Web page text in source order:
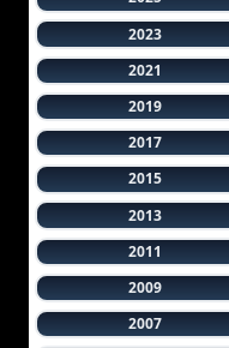
2023
2021
2019
2017
2015
2013
2011
2009
2007